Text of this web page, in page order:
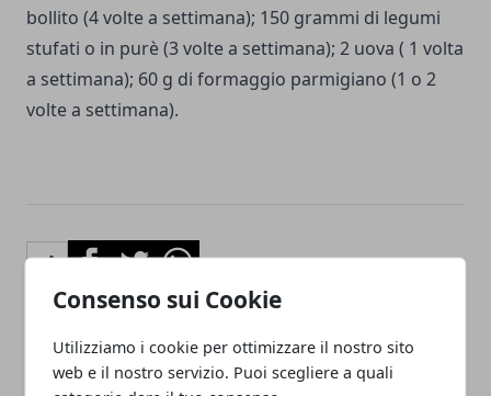
Consenso sui Cookie
Utilizziamo i cookie per ottimizzare il nostro sito
web e il nostro servizio. Puoi scegliere a quali
bollito (4 volte a settimana); 150 grammi di legumi
stufati o in purè (3 volte a settimana); 2 uova ( 1 volta
a settimana); 60 g di formaggio parmigiano (1 o 2
volte a settimana).
Facebook
TwitterWhatsapp
Articolo Precedente Articolo Successivo